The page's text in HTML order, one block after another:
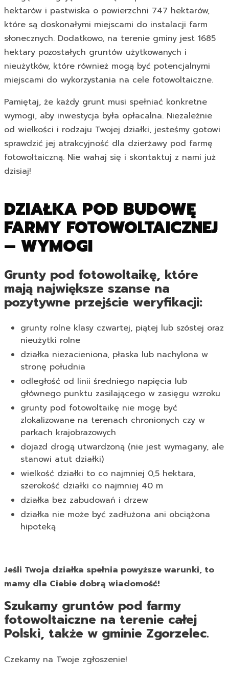
hektarów i pastwiska o powierzchni 747 hektarów,
które są doskonałymi miejscami do instalacji farm
słonecznych. Dodatkowo, na terenie gminy jest 1685
hektary pozostałych gruntów użytkowanych i
nieużytków, które również mogą być potencjalnymi
miejscami do wykorzystania na cele fotowoltaiczne.
Pamiętaj, że każdy grunt musi spełniać konkretne
wymogi, aby inwestycja była opłacalna. Niezależnie
od wielkości i rodzaju Twojej działki, jesteśmy gotowi
sprawdzić jej atrakcyjność dla dzierżawy pod farmę
fotowoltaiczną. Nie wahaj się i skontaktuj z nami już
dzisiaj!
DZIAŁKA POD BUDOWĘ
FARMY FOTOWOLTAICZNEJ
– WYMOGI
Grunty pod fotowoltaikę, które
mają największe szanse na
pozytywne przejście weryfikacji:
grunty rolne klasy czwartej, piątej lub szóstej oraz
nieużytki rolne
działka niezacieniona, płaska lub nachylona w
stronę południa
odległość od linii średniego napięcia lub
głównego punktu zasilającego w zasięgu wzroku
grunty pod fotowoltaikę nie mogę być
zlokalizowane na terenach chronionych czy w
parkach krajobrazowych
dojazd drogą utwardzoną (nie jest wymagany, ale
stanowi atut działki)
wielkość działki to co najmniej 0,5 hektara,
szerokość działki co najmniej 40 m
działka bez zabudowań i drzew
działka nie może być zadłużona ani obciążona
hipoteką
Jeśli Twoja działka spełnia powyższe warunki, to
mamy dla Ciebie dobrą wiadomość!
Szukamy gruntów pod farmy
fotowoltaiczne na terenie całej
Polski, także w gminie Zgorzelec.
Czekamy na Twoje zgłoszenie!